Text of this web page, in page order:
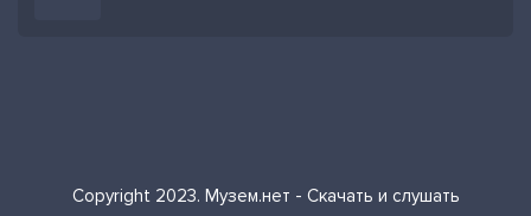
Copyright 2023. Музем.нет - Скачать и слушать